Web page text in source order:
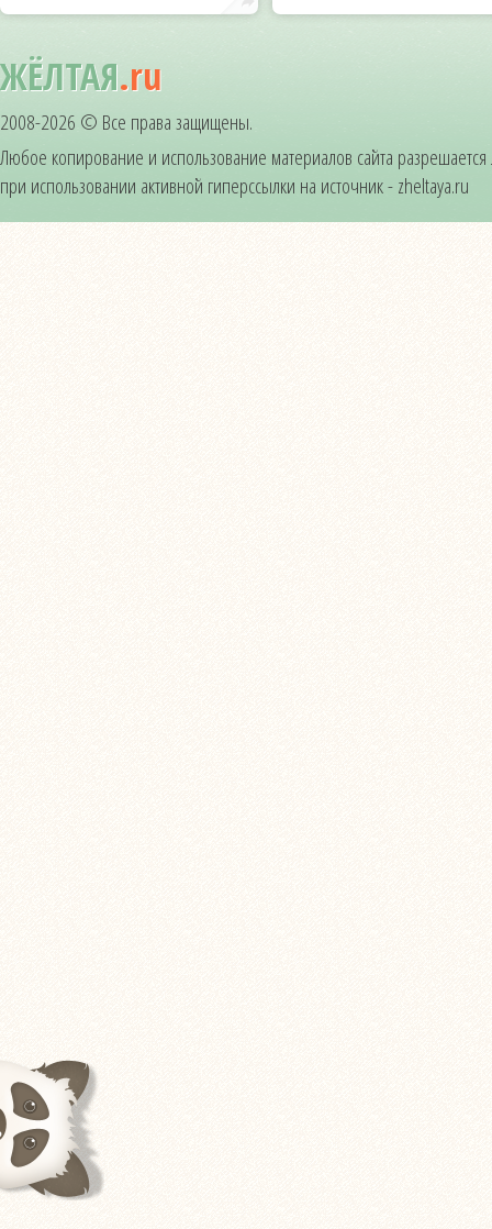
ЖЁЛТАЯ.ru
2008-2026 © Все права защищены.
Любое копирование и использование материалов сайта
при использовании активной гиперссылки на источник - zheltaya.ru